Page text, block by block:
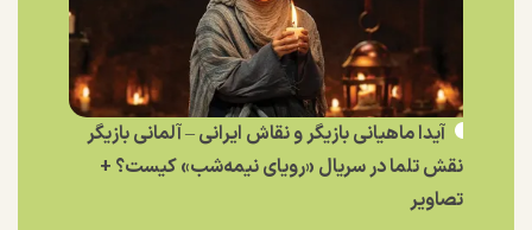
آیدا ماهیانی بازیگر و نقاش ایرانی – آلمانی بازیگر
نقش تلما در سریال «رویای نیمه‌شب» کیست؟ +
تصاویر